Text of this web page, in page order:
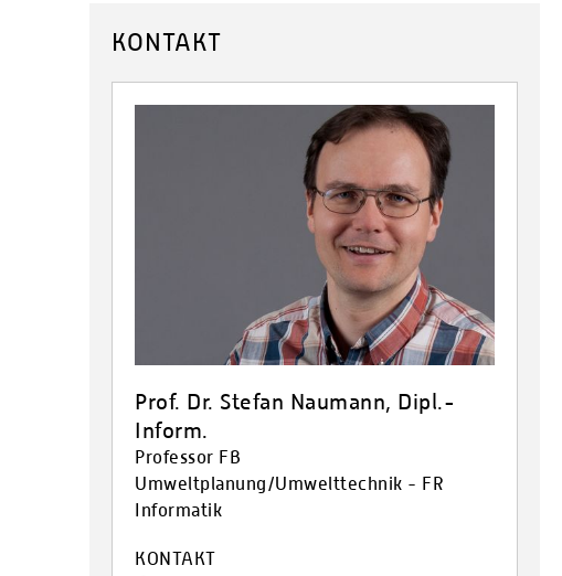
KONTAKT
Prof. Dr. Stefan Naumann, Dipl.-
Inform.
Professor FB
Umweltplanung/Umwelttechnik - FR
Informatik
KONTAKT